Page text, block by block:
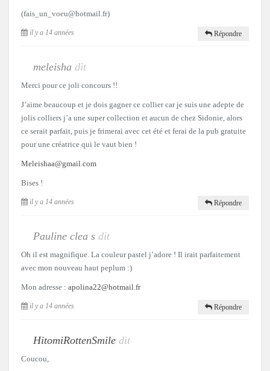
(fais_un_voeu@hotmail.fr)
il y a 14 années Répondre
meleisha dit
Merci pour ce joli concours !!
J’aime beaucoup et je dois gagner ce collier car je suis une adepte de
jolis colliers j’a une super collection et aucun de chez Sidonie, alors
ce serait parfait, puis je frimerai avec cet été et ferai de la pub gratuite
pour une créatrice qui le vaut bien !
Meleishaa@gmail.com
Bises !
il y a 14 années Répondre
Pauline clea s dit
Oh il est magnifique. La couleur pastel j’adore ! Il irait parfaitement
avec mon nouveau haut peplum :)
Mon adresse : apolina22@hotmail.fr
il y a 14 années Répondre
HitomiRottenSmile dit
Coucou,